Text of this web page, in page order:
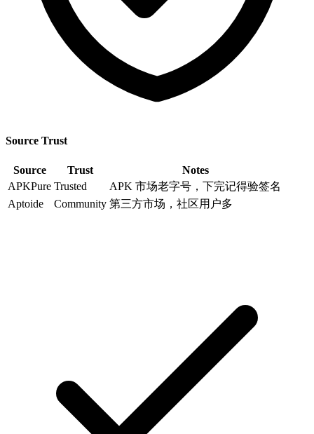
Source Trust
Source Trust
Notes
APKPure Trusted
APK 市场老字号，下完记得验签名
Aptoide
Community 第三方市场，社区用户多